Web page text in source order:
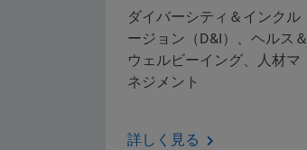
ダイバーシティ＆インクル
ージョン（D&I）、ヘルス＆
ウェルビーイング、人材マ
ネジメント
詳しく見る